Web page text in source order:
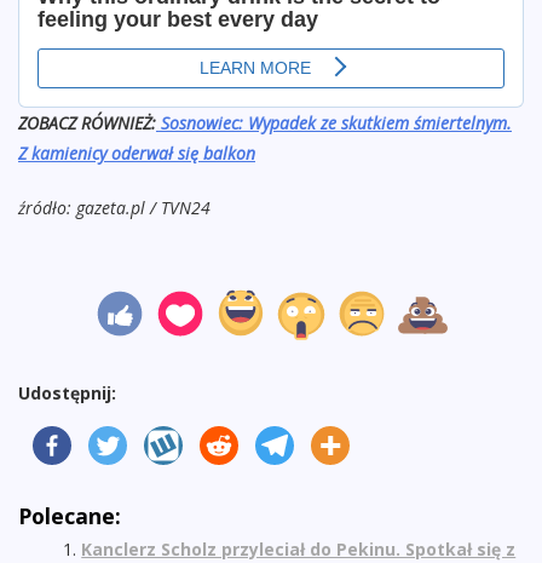
ZOBACZ RÓWNIEŻ: Sosnowiec: Wypadek ze skutkiem śmiertelnym.
Z kamienicy oderwał się balkon
źródło: gazeta.pl / TVN24
Udostępnij:
Polecane:
Kanclerz Scholz przyleciał do Pekinu. Spotkał się z